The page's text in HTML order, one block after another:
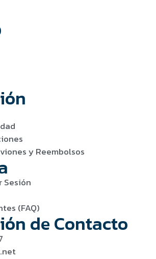
y Reembolsos
Sesión
(FAQ)
de Contacto